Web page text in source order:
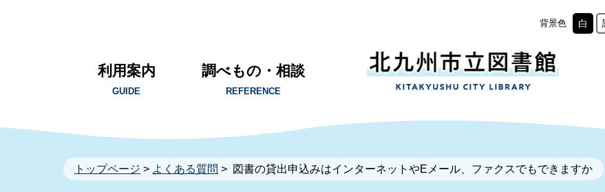
背景色 白
利用案内
GUIDE
調べもの・相談
REFERENCE
トップページ > よくある質問 > 図書の貸出申込みはインターネットやEメール、ファクスでもできますか